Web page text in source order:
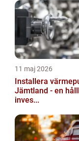
11 maj 2026
Installera
Jämtland - en
inves...